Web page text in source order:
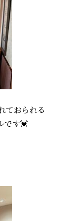
ておられる
です💓